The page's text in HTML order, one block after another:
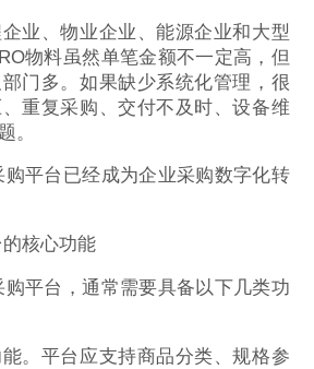
业、物业企业、能源企业和大型
物料虽然单笔金额不一定高，但
门多。如果缺少系统化管理，很
重复采购、交付不及时、设备维
。
购平台已经成为企业采购数字化转
核心功能
平台，通常需要具备以下几类功
。平台应支持商品分类、规格参